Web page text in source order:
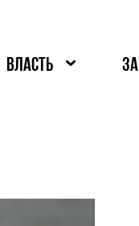
ВЛАСТЬ